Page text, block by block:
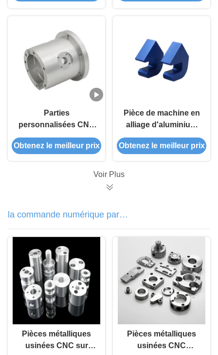
inspection IPQC,
système de qualité
certifié ISO 9001
μm
Parties
personnalisées CNC
en aluminium -
fabrication OEM,
Obtenez le meilleur prix
Pièce de machine en
alliage d'aluminium
anodisé avec finition
miroir
Obtenez le meilleur prix
Voir Plus
la commande numérique par
ordinateur a usiné des pièces en
Pièces métalliques
usinées CNC sur
Pièces métalliques
usinées CNC